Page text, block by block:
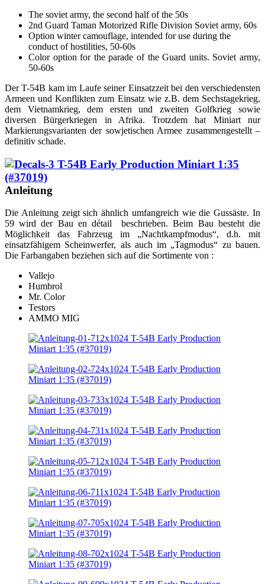
The soviet army, the second half of the 50s
2nd Guard Taman Motorized Rifle Division Soviet army, 60s
Option winter camouflage, intended for use during the
conduct of hostilities, 50-60s
Color option for the parade of the Guard units. Soviet army,
50-60s
Der T-54B kam im Laufe seiner Einsatzzeit bei den verschiedensten
Armeen und Konflikten zum Einsatz wie z.B. dem Sechstagekrieg,
dem Vietnamkrieg, dem ersten und zweiten Golfkrieg sowie
diversen Bürgerkriegen in Afrika. Trotzdem hat Miniart nur
Markierungsvarianten der sowjetischen Armee zusammengestellt –
definitiv schade.
Anleitung
Die Anleitung zeigt sich ähnlich umfangreich wie die Gussäste. In
59 wird der Bau en détail beschrieben. Beim Bau besteht die
Möglichkeit das Fahrzeug im „Nachtkampfmodus“, d.h. mit
einsatzfähigem Scheinwerfer, als auch im „Tagmodus“ zu bauen.
Die Farbangaben beziehen sich auf die Sortimente von :
Vallejo
Humbrol
Mr. Color
Testors
AMMO MIG